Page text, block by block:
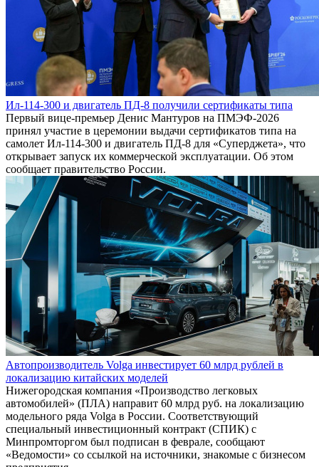
Ил-114-300 и двигатель ПД-8 получили сертификаты типа
Первый вице-премьер Денис Мантуров на ПМЭФ-2026
принял участие в церемонии выдачи сертификатов типа на
самолет Ил-114-300 и двигатель ПД-8 для «Суперджета», что
открывает запуск их коммерческой эксплуатации. Об этом
сообщает правительство России.
Автопроизводитель Volga инвестирует 60 млрд рублей в
локализацию китайских моделей
Нижегородская компания «Производство легковых
автомобилей» (ПЛА) направит 60 млрд руб. на локализацию
модельного ряда Volga в России. Соответствующий
специальный инвестиционный контракт (СПИК) с
Минпромторгом был подписан в феврале, сообщают
«Ведомости» со ссылкой на источники, знакомые с бизнесом